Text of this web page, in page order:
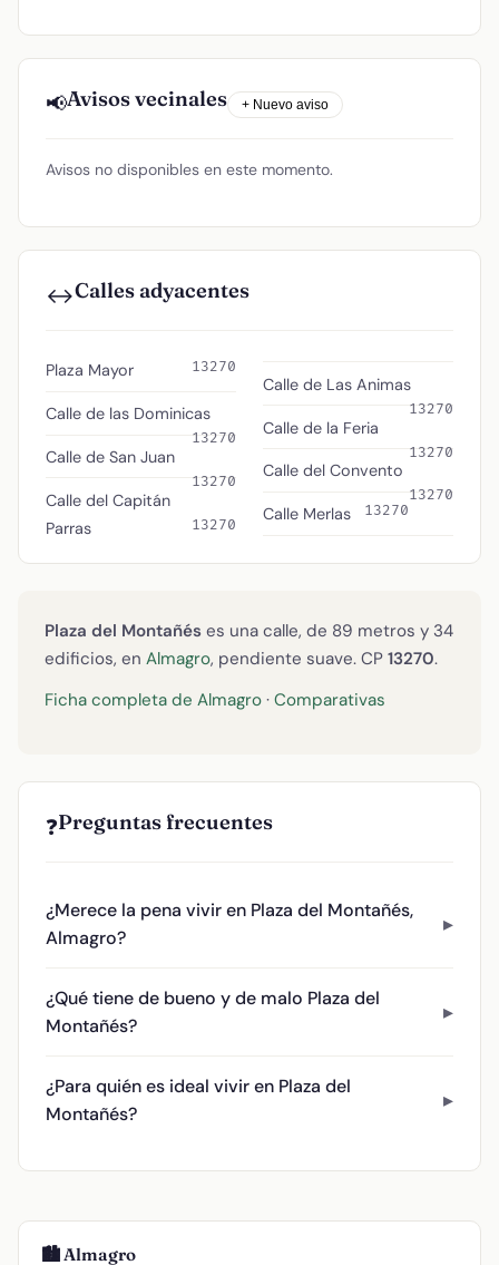
📢Avisos vecinales + Nuevo aviso
Avisos no disponibles en este momento.
↔️Calles adyacentes
Plaza Mayor 13270
Calle de las Dominicas
13270
Calle de San Juan
13270
Calle del Capitán
Parras
13270
Calle de Las Animas
13270
Calle de la Feria
13270
Calle del Convento
13270
Calle Merlas 13270
Plaza del Montañés es una calle, de 89 metros y 34
edificios, en Almagro, pendiente suave. CP 13270.
Ficha completa de Almagro · Comparativas
❓Preguntas frecuentes
¿Merece la pena vivir en Plaza del Montañés,
Almagro?
¿Qué tiene de bueno y de malo Plaza del
Montañés?
¿Para quién es ideal vivir en Plaza del
Montañés?
🏙️ Almagro